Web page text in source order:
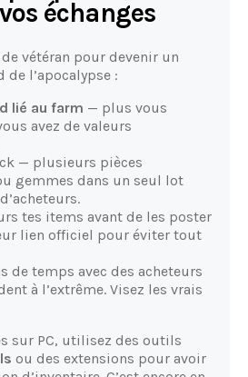
échanges
vétéran pour devenir un
l’apocalypse :
lié au farm — plus vous
avez de valeurs
— plusieurs pièces
gemmes dans un seul lot
tes items avant de les poster
lien officiel pour éviter tout
de temps avec des acheteurs
à l’extrême. Visez les vrais
sur PC, utilisez des outils
ou des extensions pour avoir